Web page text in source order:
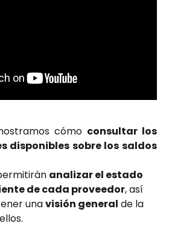
cómo consultar los
disponibles sobre los saldos
analizar el estado
de cada proveedor, así
una visión general de la